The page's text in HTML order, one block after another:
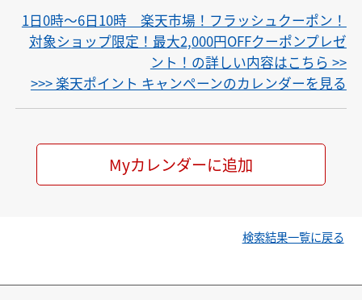
1日0時〜6日10時 楽天市場！フラッシュクーポン！
対象ショップ限定！最大2,000円OFFクーポンプレゼ
ント！の詳しい内容はこちら >>
>>> 楽天ポイント キャンペーンのカレンダーを見る
Myカレンダーに追加
検索結果一覧に戻る